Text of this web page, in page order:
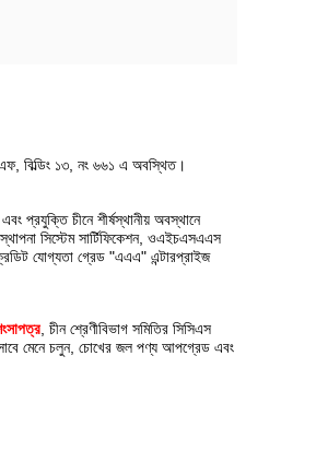
এফ, বিল্ডিং ১৩, নং ৬৬১ এ অবস্থিত।
প্রযুক্তি চীনে শীর্ষস্থানীয় অবস্থানে
সিস্টেম সার্টিফিকেশন, ওএইচএসএএস
যোগ্যতা গ্রেড "এএএ" এন্টারপ্রাইজ
, চীন শ্রেণীবিভাগ সমিতির সিসিএস
মেনে চলুন, চোখের জল পণ্য আপগ্রেড এবং